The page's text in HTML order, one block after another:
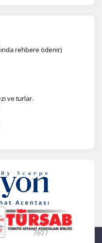
rehbere ödenir)
ve turlar.
7607